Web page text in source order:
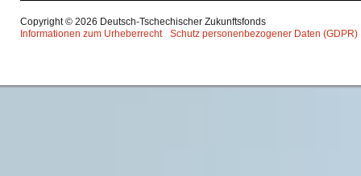
Copyright © 2026 Deutsch-Tschechischer Zukunftsfonds
Informationen zum Urheberrecht
Schutz personenbezogener Daten (GDPR)